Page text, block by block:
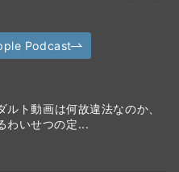
Podcast
ト動画は何故違法なのか、
わいせつの定...